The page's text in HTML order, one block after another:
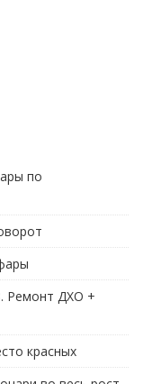
по
Ремонт ДХО +
красных